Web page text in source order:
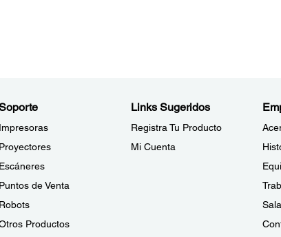
Impresoras
Proyectores
Escáneres
Puntos de Venta
Robots
Productos
Links Sugeridos
Registra Tu Producto
Mi Cuenta